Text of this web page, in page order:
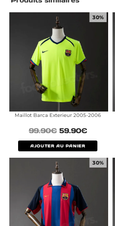
30%
Maillot Barca Exterieur 2005-2006
99.90€ 59.90€
AJOUTER AU PANIER
30%